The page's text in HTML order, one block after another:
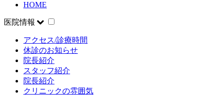
HOME
医院情報
アクセス/診療時間
休診のお知らせ
院長紹介
スタッフ紹介
院長紹介
クリニックの雰囲気